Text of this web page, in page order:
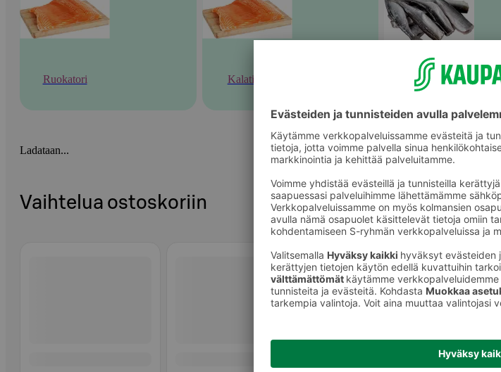
Ruokatori Kalatiski Muu tuore kala
Ladataan...
Vaihtelua ostoskoriin